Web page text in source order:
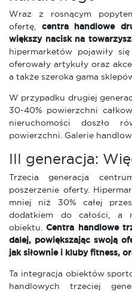
Wraz z rosnącym
ofertę, centra handlowe
większy nacisk na
hipermarketów pojawiły
oferowały artykuły oraz
a także szeroka gama
W przypadku drugiej
30-40% powierzchni
nieruchomości doszło
powierzchni. Galerie
III generacja:
Trzecia generacja
poszerzenie oferty.
mniej niż 30% całej
dodatkiem do całości, a
obiektu.Centra handlowe
dalej, powiększając swoją
jak siłownie i kluby fitness,
Ta integracja obiektów
handlowych trzeciej